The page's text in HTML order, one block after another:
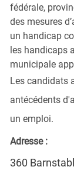
fédérale,
des mesures
un handicap
les handicaps
municipale
Les candidats
antécédents
un emploi.
Adresse :
360